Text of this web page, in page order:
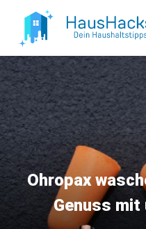
springen
Ohropax
Genuss mit